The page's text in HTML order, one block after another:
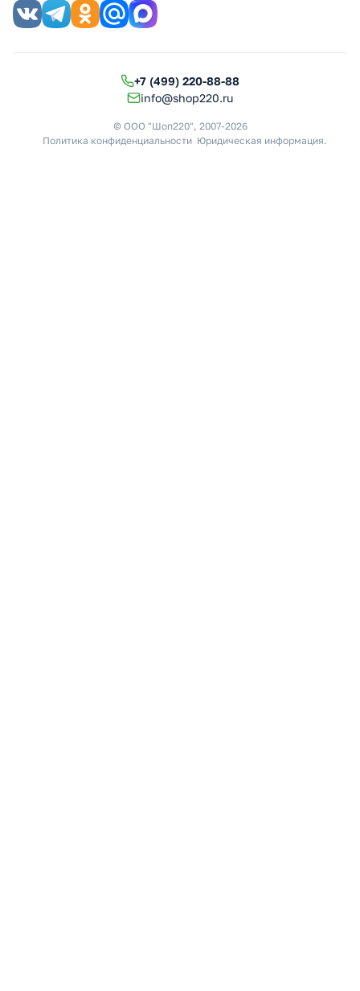
+7 (499) 220-88-88
info@shop220.ru
© ООО "Шоп220", 2007-2026
Политика конфиденциальности Юридическая информация.